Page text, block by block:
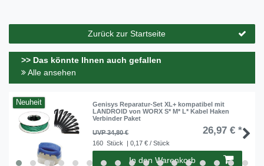
Zurück zur Startseite
>> Das könnte Ihnen auch gefallen
Alle ansehen
Neuheit
Genisys Reparatur-Set XL+ kompatibel mit
LANDROID von WORX S* M* L* Kabel Haken
Verbinder Paket
UVP 34,80 €
26,97 € *
160 Stück | 0,17 € / Stück
In den Warenkorb